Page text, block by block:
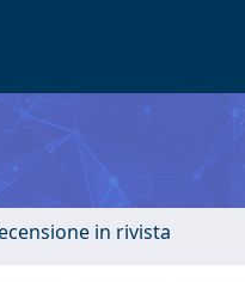
in rivista